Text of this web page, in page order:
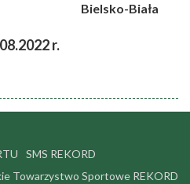
Bielsko-Biała
r.
SMS REKORD
Towarzystwo Sportowe REKORD